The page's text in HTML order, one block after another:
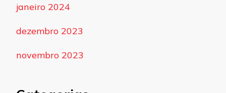
janeiro 2024
dezembro 2023
novembro 2023